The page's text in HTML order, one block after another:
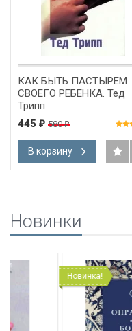
КАК БЫТЬ ПАСТЫРЕМ
СВОЕГО РЕБЕНКА. Тед
Трипп
445 ₽ 580₽
В корзину
Новинки